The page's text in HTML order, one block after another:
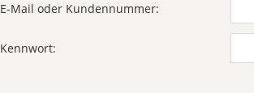
E-Mail oder Kundennummer:
Kennwort: